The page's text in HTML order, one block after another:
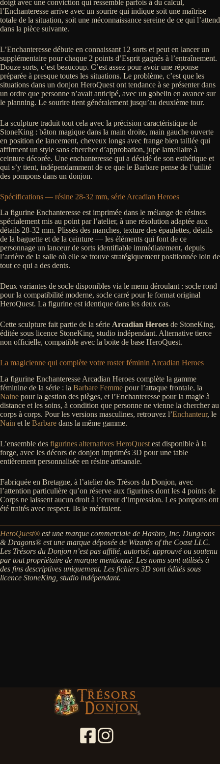
doigt avec une conviction qui ressemble parfois à du calcul,
l’Enchanteresse arrive avec un sourire qui indique soit une maîtrise
totale de la situation, soit une méconnaissance sereine de ce qui l’attend
dans la pièce suivante.
L’Enchanteresse débute en connaissant 12 sorts et peut en lancer un
supplémentaire pour chaque 2 points d’Esprit gagnés à l’entraînement.
Douze sorts, c’est beaucoup. C’est assez pour avoir une réponse
préparée à presque toutes les situations. Le problème, c’est que les
situations dans un donjon HeroQuest ont tendance à se présenter dans
un ordre que personne n’avait anticipé, avec un gobelin en avance sur
le planning. Le sourire tient généralement jusqu’au deuxième tour.
La sculpture traduit tout cela avec la précision caractéristique de
StoneKing : bâton magique dans la main droite, main gauche ouverte
en position de lancement, cheveux longs avec frange bien taillée qui
affirment un style sans chercher d’approbation, jupe lamellaire à
ceinture décorée. Une enchanteresse qui a décidé de son esthétique et
qui s’y tient, indépendamment de ce que le Barbare pense de l’utilité
des pompons dans un donjon.
Spécifications — résine 28-32 mm, série Arcadian Heroes
La figurine Enchanteresse est imprimée dans le mélange de résines
spécialement mis au point par l’atelier, à une résolution adaptée aux
détails 28-32 mm. Plissés des manches, texture des épaulettes, détails
de la baguette et de la ceinture — les éléments qui font de ce
personnage un lanceur de sorts identifiable immédiatement, depuis
l’arrière de la salle où elle se trouve stratégiquement positionnée loin de
tout ce qui a des dents.
Deux variantes de socle disponibles via le menu déroulant : socle rond
pour la compatibilité moderne, socle carré pour le format original
HeroQuest. La figurine est identique dans les deux cas.
Cette sculpture fait partie de la série Arcadian Heroes de StoneKing,
éditée sous licence StoneKing, studio indépendant. Alternative tierce
non officielle, compatible avec la boite de base HeroQuest.
La magicienne qui complète votre roster féminin Arcadian Heroes
La figurine Enchanteresse Arcadian Heroes complète la gamme
féminine de la série : la Barbare Femme pour l’attaque frontale, la
Naine pour la gestion des pièges, et l’Enchanteresse pour la magie à
distance et les soins, à condition que personne ne vienne la chercher au
corps à corps. Pour les versions masculines, retrouvez l’Enchanteur, le
Nain et le Barbare dans la même gamme.
L’ensemble des figurines alternatives HeroQuest est disponible à la
forge, avec les décors de donjon imprimés 3D pour une table
entièrement personnalisée en résine artisanale.
Fabriquée en Bretagne, à l’atelier des Trésors du Donjon, avec
l’attention particulière qu’on réserve aux figurines dont les 4 points de
Corps ne laissent aucun droit à l’erreur d’impression. Les pompons ont
été traités avec respect. Ils le méritaient.
HeroQuest® est une marque commerciale de Hasbro, Inc. Dungeons
& Dragons® est une marque déposée de Wizards of the Coast LLC.
Les Trésors du Donjon n’est pas affilié, autorisé, approuvé ou soutenu
par tout propriétaire de marque mentionné. Les noms sont utilisés à
des fins descriptives uniquement. Les fichiers 3D sont édités sous
licence StoneKing, studio indépendant.